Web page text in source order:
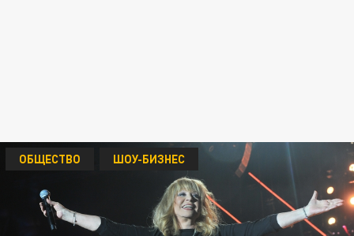
ОБЩЕСТВО ШОУ-БИЗНЕС